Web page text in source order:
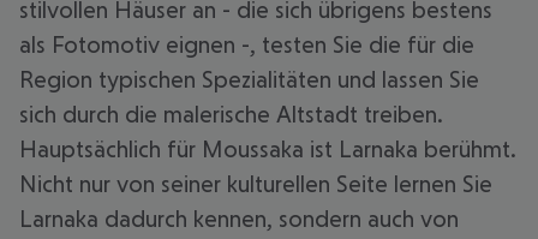
stilvollen Häuser an - die sich übrigens bestens
als Fotomotiv eignen -, testen Sie die für die
Region typischen Spezialitäten und lassen Sie
sich durch die malerische Altstadt treiben.
Hauptsächlich für Moussaka ist Larnaka berühmt.
Nicht nur von seiner kulturellen Seite lernen Sie
Larnaka dadurch kennen, sondern auch von